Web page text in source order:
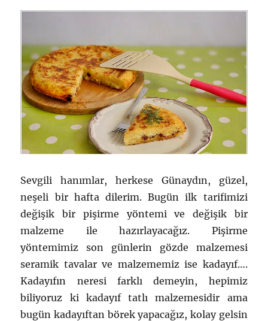
Sevgili hanımlar, herkese Günaydın, güzel,
neşeli bir hafta dilerim. Bugün ilk tarifimizi
değişik bir pişirme yöntemi ve değişik bir
malzeme ile hazırlayacağız. Pişirme
yöntemimiz son günlerin gözde malzemesi
seramik tavalar ve malzememiz ise kadayıf….
Kadayıfın neresi farklı demeyin, hepimiz
biliyoruz ki kadayıf tatlı malzemesidir ama
bugün kadayıftan börek yapacağız, kolay gelsin